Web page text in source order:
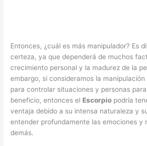
Entonces, ¿cuál es más manipulador? Es
certeza, ya que dependerá de muchos
crecimiento personal y la madurez de la
embargo, si consideramos la
para controlar situaciones y personas
beneficio, entonces el Escorpio podría
ventaja debido a su intensa naturaleza y
entender profundamente las emociones y
demás.